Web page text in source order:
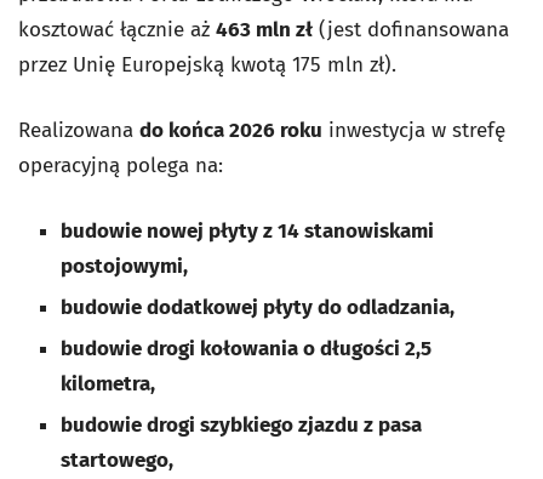
kosztować łącznie aż 463 mln zł (jest dofinansowana
przez Unię Europejską kwotą 175 mln zł).
Realizowana do końca 2026 roku inwestycja w strefę
operacyjną polega na:
budowie nowej płyty z 14 stanowiskami
postojowymi,
budowie dodatkowej płyty do odladzania,
budowie drogi kołowania o długości 2,5
kilometra,
budowie drogi szybkiego zjazdu z pasa
startowego,